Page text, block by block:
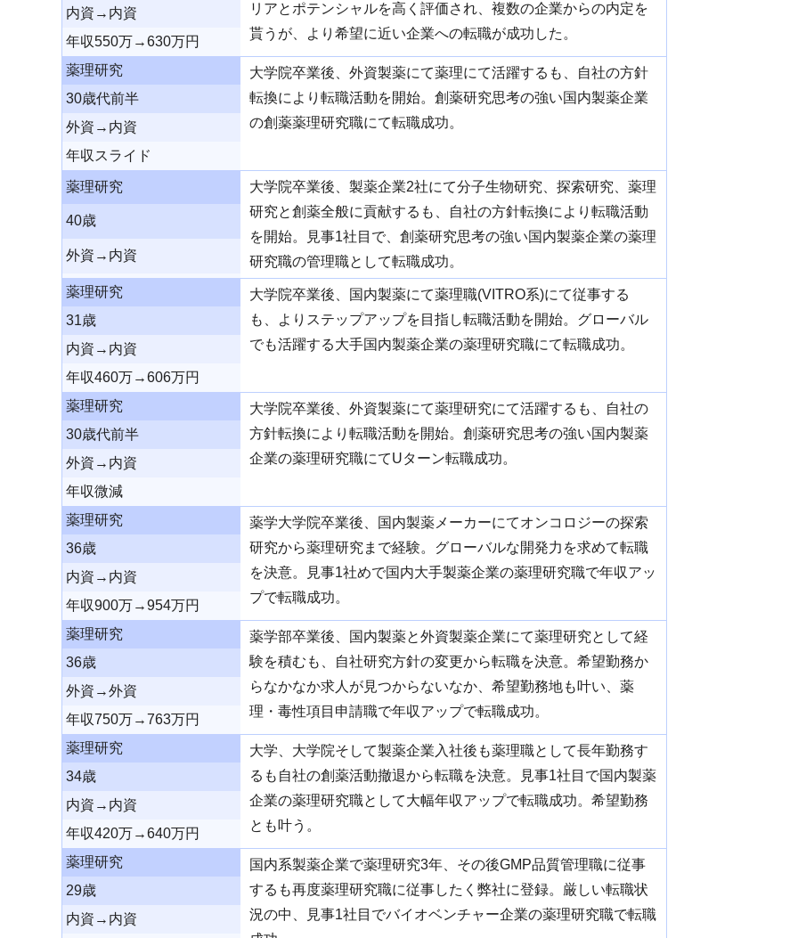
リアとポテンシャルを高く評価され、複数の企業からの内定を
貰うが、より希望に近い企業への転職が成功した。
内資→内資
年収550万→630万円
薬理研究
大学院卒業後、外資製薬にて薬理にて活躍するも、自社の方針
転換により転職活動を開始。創薬研究思考の強い国内製薬企業
の創薬薬理研究職にて転職成功。
30歳代前半
外資→内資
年収スライド
薬理研究
大学院卒業後、製薬企業2社にて分子生物研究、探索研究、薬理
研究と創薬全般に貢献するも、自社の方針転換により転職活動
を開始。見事1社目で、創薬研究思考の強い国内製薬企業の薬理
研究職の管理職として転職成功。
40歳
外資→内資
薬理研究
大学院卒業後、国内製薬にて薬理職(VITRO系)にて従事する
も、よりステップアップを目指し転職活動を開始。グローバル
でも活躍する大手国内製薬企業の薬理研究職にて転職成功。
31歳
内資→内資
年収460万→606万円
薬理研究
大学院卒業後、外資製薬にて薬理研究にて活躍するも、自社の
方針転換により転職活動を開始。創薬研究思考の強い国内製薬
企業の薬理研究職にてUターン転職成功。
30歳代前半
外資→内資
年収微減
薬理研究
薬学大学院卒業後、国内製薬メーカーにてオンコロジーの探索
研究から薬理研究まで経験。グローバルな開発力を求めて転職
を決意。見事1社めで国内大手製薬企業の薬理研究職で年収アッ
プで転職成功。
36歳
内資→内資
年収900万→954万円
薬理研究
薬学部卒業後、国内製薬と外資製薬企業にて薬理研究として経
験を積むも、自社研究方針の変更から転職を決意。希望勤務か
らなかなか求人が見つからないなか、希望勤務地も叶い、薬
理・毒性項目申請職で年収アップで転職成功。
36歳
外資→外資
年収750万→763万円
薬理研究
大学、大学院そして製薬企業入社後も薬理職として長年勤務す
るも自社の創薬活動撤退から転職を決意。見事1社目で国内製薬
企業の薬理研究職として大幅年収アップで転職成功。希望勤務
とも叶う。
34歳
内資→内資
年収420万→640万円
薬理研究
国内系製薬企業で薬理研究3年、その後GMP品質管理職に従事
するも再度薬理研究職に従事したく弊社に登録。厳しい転職状
況の中、見事1社目でバイオベンチャー企業の薬理研究職で転職
29歳
内資→内資